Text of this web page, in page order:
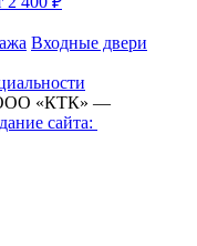
Входные двери
«КТК» —
сайта: